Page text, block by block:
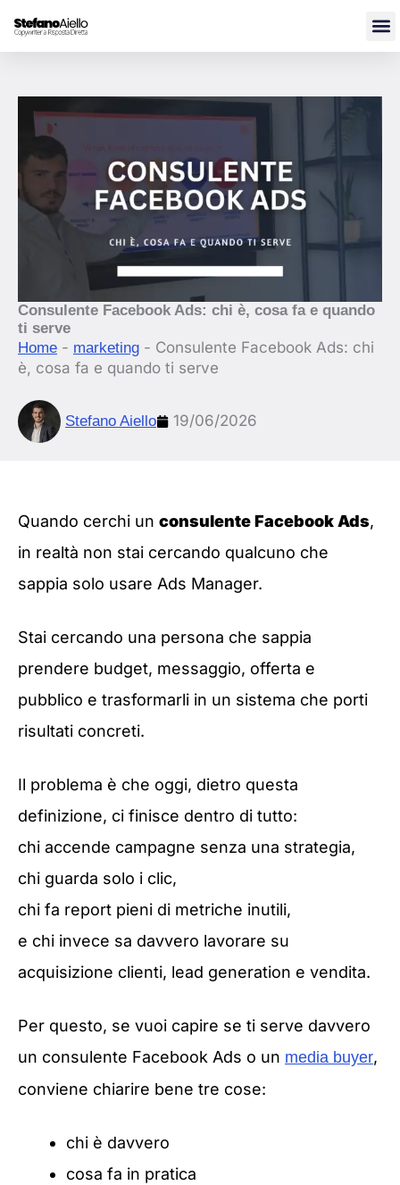
contenuto
Consulente Facebook Ads: chi è, cosa fa e quando
ti serve
Home - marketing - Consulente Facebook Ads: chi
è, cosa fa e quando ti serve
Stefano Aiello 19/06/2026
Quando cerchi un consulente Facebook Ads,
in realtà non stai cercando qualcuno che
sappia solo usare Ads Manager.
Stai cercando una persona che sappia
prendere budget, messaggio, offerta e
pubblico e trasformarli in un sistema che porti
risultati concreti.
Il problema è che oggi, dietro questa
definizione, ci finisce dentro di tutto:
chi accende campagne senza una strategia,
chi guarda solo i clic,
chi fa report pieni di metriche inutili,
e chi invece sa davvero lavorare su
acquisizione clienti, lead generation e vendita.
Per questo, se vuoi capire se ti serve davvero
un consulente Facebook Ads o un media buyer,
conviene chiarire bene tre cose:
chi è davvero
cosa fa in pratica